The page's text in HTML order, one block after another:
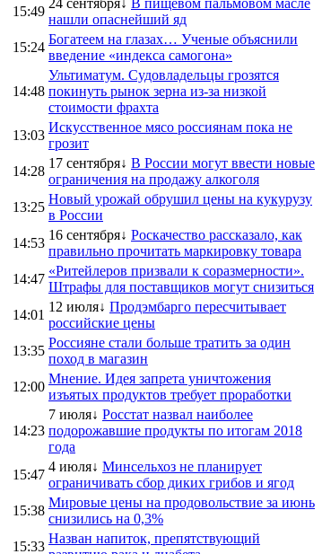
15:49
нашли опаснейший яд
15:24
Богатеем на глазах… Ученые объяснили
введение «индекса самогона»
14:48
Ультиматум. Судовладельцы грозятся
покинуть рынок зерна из-за низкой
стоимости фрахта
13:03
Искусственное мясо россиянам пока не
грозит
14:28
17 сентября↓ В России могут ввести новые
ограничения на продажу алкоголя
13:25
Новый урожай обрушил цены на кукурузу
в России
14:53
16 сентября↓ Роскачество рассказало, как
правильно прочитать маркировку товара
14:47
«Ритейлеров призвали к соразмерности».
Штрафы для поставщиков могут снизиться
14:01
12 июля↓ Продэмбарго пересчитывает
российские цены
13:35
Россияне стали больше тратить за один
поход в магазин
12:00
Мнение. Идея запрета уничтожения
изъятых продуктов требует проработки
14:23
7 июля↓ Росстат назвал наиболее
подорожавшие продукты по итогам 2018
года
15:47
4 июля↓ Минсельхоз не планирует
ограничивать сбор диких грибов и ягод
15:38
Мировые цены на продовольствие за июнь
снизились на 0,3%
15:33
Назван напиток, препятствующий